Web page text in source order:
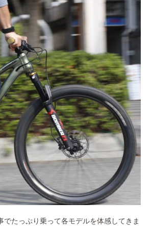
でたっぷり乗って各モデルを体感してきま